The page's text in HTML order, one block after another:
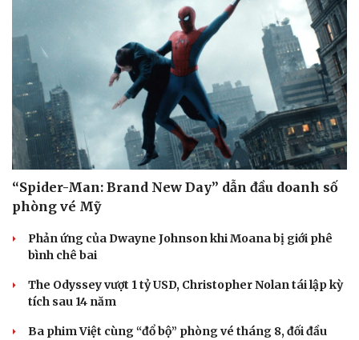
Văn hóa
Sân khấu - Điện ảnh
Văn học
Âm nhạc
Giải trí
Nghệ sĩ
Thời trang
“Spider-Man: Brand New Day” dẫn đầu doanh số
phòng vé Mỹ
Phản ứng của Dwayne Johnson khi Moana bị giới phê
bình chê bai
The Odyssey vượt 1 tỷ USD, Christopher Nolan tái lập kỳ
tích sau 14 năm
Ba phim Việt cùng “đổ bộ” phòng vé tháng 8, đối đầu